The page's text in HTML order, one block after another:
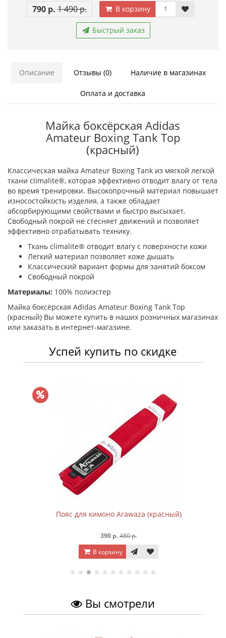
790 р. 1 490 р. В корзину
Быстрый заказ
Описание Отзывы (0) Наличие в магазинах
Оплата и доставка
Майка боксёрская Adidas
Amateur Boxing Tank Top
(красный)
Классическая майка Amateur Boxing Tank из мягкой легкой
ткани climalite®, которая эффективно отводит влагу от тела
во время тренировки. Высокопрочный материал повышает
износостойкость изделия, а также обладает
абсорбирующими свойствами и быстро высыхает.
Свободный покрой не стесняет движений и позволяет
эффективно отрабатывать технику.
Ткань сlimalite® отводит влагу с поверхности кожи
Легкий материал позволяет коже дышать
Классический вариант формы для занятий боксом
Свободный покрой
Материалы: 100% полиэстер
Майка боксёрская Adidas Amateur Boxing Tank Top
(красный) Вы можете купить в наших розничных магазинах
или заказать в интернет-магазине.
Успей купить по скидке
Пояс для кимоно Arawaza (красный)
390 р. 480 р.
В корзину
Вы смотрели